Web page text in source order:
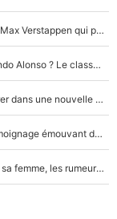
F1 - Une légende de McLaren refuse le transfert de Max Verstappen qui pourrait «faire des vagues» et plomber l'ambiance dans l'équipe
Max Verstappen, Lewis Hamilton… et bientôt Fernando Alonso ? Le classement des pilotes les mieux payés en Formule 1 risque de changer !
F1 - Alpine signe un accord «impensable» et va entrer dans une nouvelle dimension : Grande nouvelle pour Pierre Gasly !
F1 : « Je lui ai fait un câlin, puis j’ai dû partir...», le témoignage émouvant de Max Verstappen sur sa fille
F1 : Charles Leclerc surpris par les paparazzis avec sa femme, les rumeurs étaient vraies !